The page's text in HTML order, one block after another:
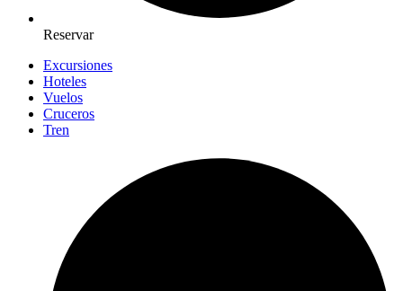
Reservar
Excursiones
Hoteles
Vuelos
Cruceros
Tren